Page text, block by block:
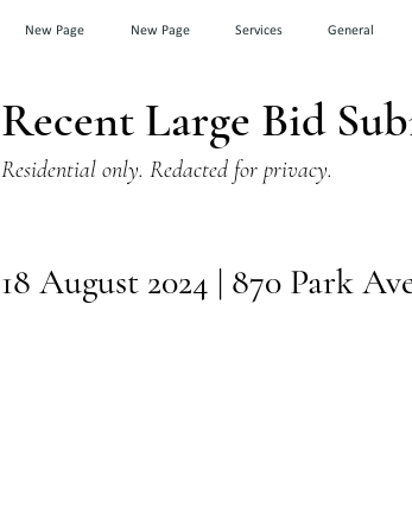
New Page New Page Services General
Recent Large Bid
Residential only. Redacted for privacy.
18 August 2024 | 870 Park